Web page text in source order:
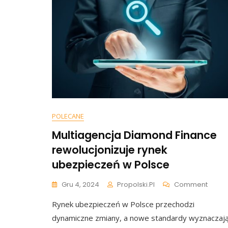
POLECANE
Multiagencja Diamond Finance
rewolucjonizuje rynek
ubezpieczeń w Polsce
Gru 4, 2024 Propolski.pl CommentOn
Finance
Rynek ubezpieczeń w Polsce przechodzi
dynamiczne zmiany, a nowe standardy wyznaczają